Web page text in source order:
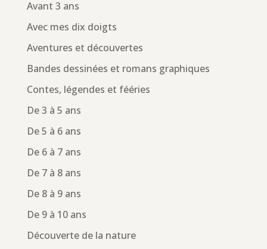
Avant 3 ans
Avec mes dix doigts
Aventures et découvertes
Bandes dessinées et romans graphiques
Contes, légendes et fééries
De 3 à 5 ans
De 5 à 6 ans
De 6 à 7 ans
De 7 à 8 ans
De 8 à 9 ans
De 9 à 10 ans
Découverte de la nature